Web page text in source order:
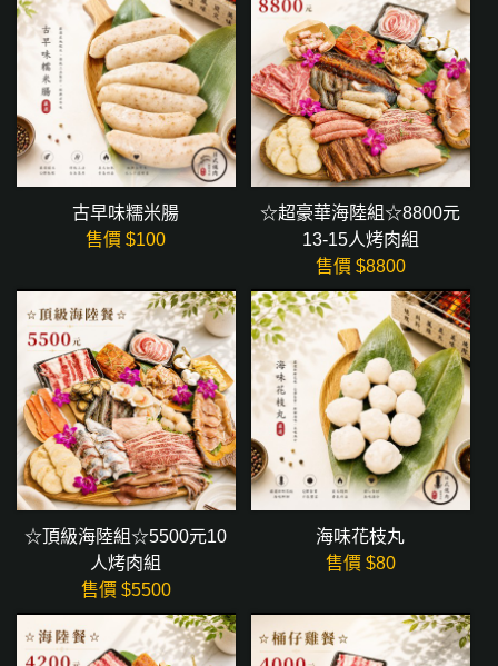
古早味糯米腸
售價 $100
☆超豪華海陸組☆8800元
13-15人烤肉組
售價 $8800
☆頂級海陸組☆5500元10
人烤肉組
售價 $5500
海味花枝丸
售價 $80